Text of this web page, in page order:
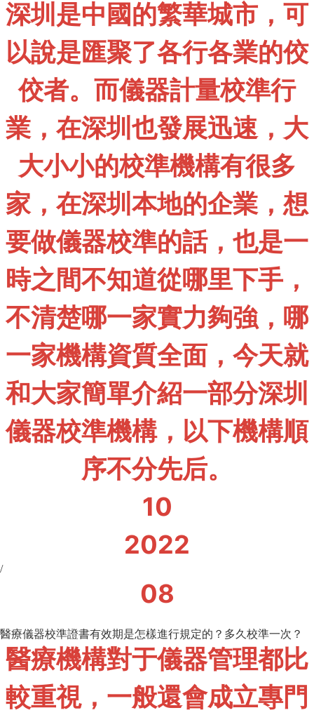
深圳是中國的繁華城市，可
以說是匯聚了各行各業的佼
佼者。而儀器計量校準行
業，在深圳也發展迅速，大
大小小的校準機構有很多
家，在深圳本地的企業，想
要做儀器校準的話，也是一
時之間不知道從哪里下手，
不清楚哪一家實力夠強，哪
一家機構資質全面，今天就
和大家簡單介紹一部分深圳
儀器校準機構，以下機構順
序不分先后。
10
2022
/
08
醫療儀器校準證書有效期是怎樣進行規定的？多久校準一次？
醫療機構對于儀器管理都比
較重視，一般還會成立專門